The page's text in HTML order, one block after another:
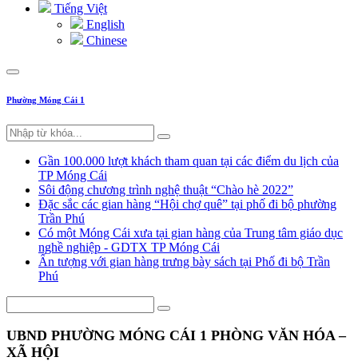
Tiếng Việt
English
Chinese
Phường Móng Cái 1
Gần 100.000 lượt khách tham quan tại các điểm du lịch của
TP Móng Cái
Sôi động chương trình nghệ thuật “Chào hè 2022”
Đặc sắc các gian hàng “Hội chợ quê” tại phố đi bộ phường
Trần Phú
Có một Móng Cái xưa tại gian hàng của Trung tâm giáo dục
nghề nghiệp - GDTX TP Móng Cái
Ấn tượng với gian hàng trưng bày sách tại Phố đi bộ Trần
Phú
UBND PHƯỜNG MÓNG CÁI 1 PHÒNG VĂN HÓA –
XÃ HỘI